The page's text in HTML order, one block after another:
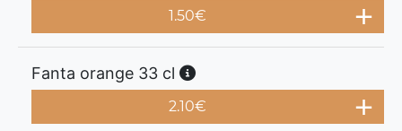
1.50€
Fanta orange 33 cl
2.10€